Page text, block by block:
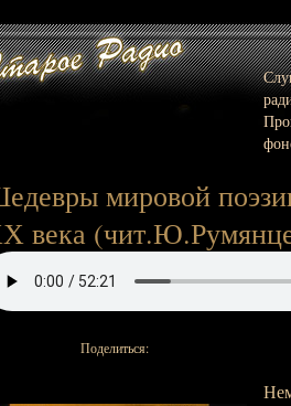
мировой
века
Поделиться: